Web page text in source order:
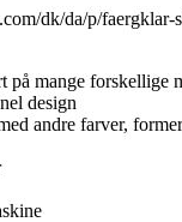
dk/da/p/faergklar-
på mange forskellige
design
andre farver,